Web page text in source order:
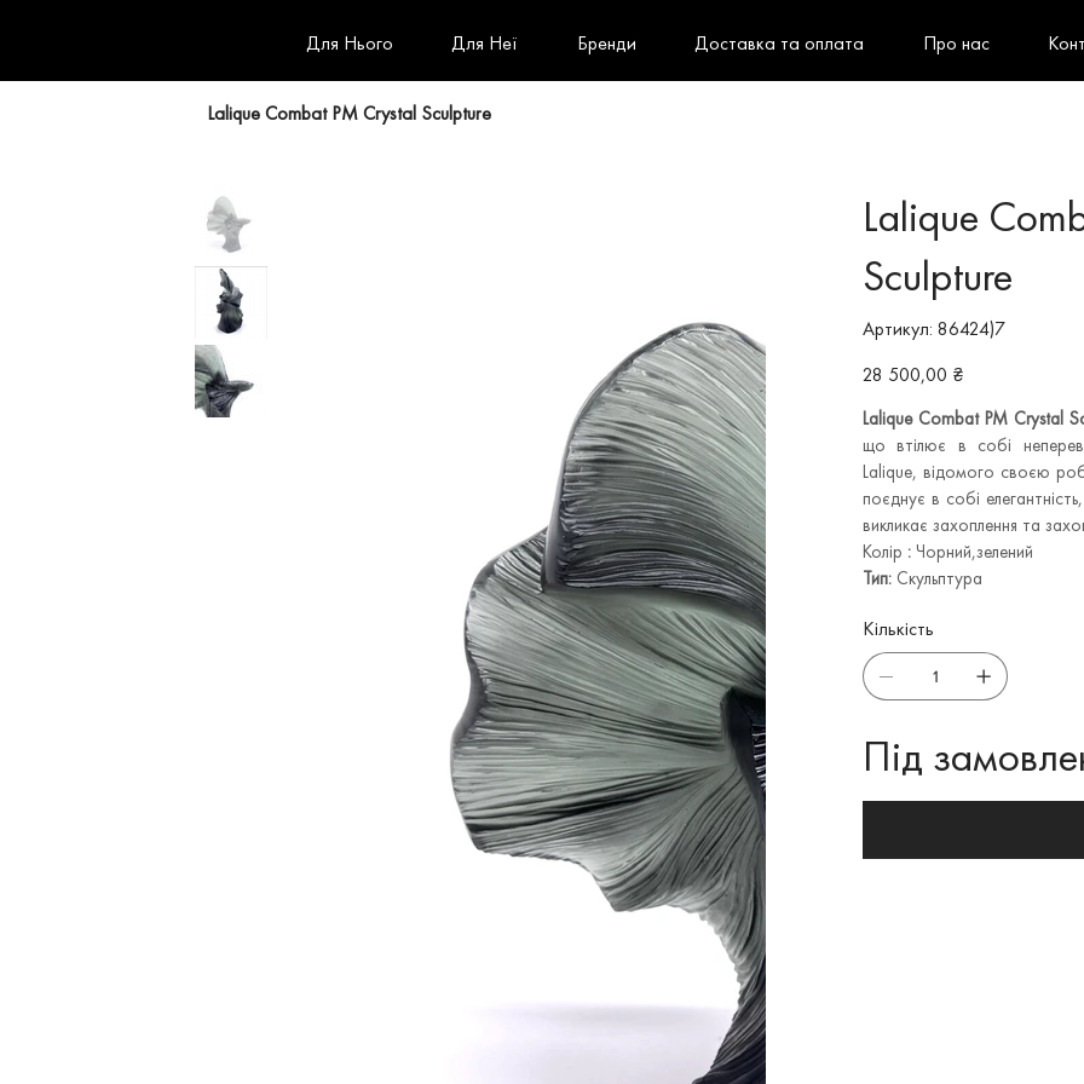
Для Нього Для Неї Бренди Доставка та оплата Про нас
Lalique Combat PM Crystal Sculpture
Lalique
Sculpture
Артикул: Артикул
86424)7
86424)7
Ціна
28 500,00 ₴
Lalique Combat PM Crystal
що втілює в собі
Lalique, відомого своєю
поєднує в собі
викликає захоплення та
Колір : Чорний,зелений
Тип: Скульптура
Кількість
Під